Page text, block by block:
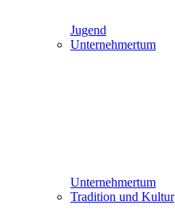
Jugend
Unternehmertum
Unternehmertum
Tradition und Kultur